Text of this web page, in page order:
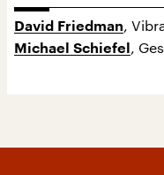
David Friedman,
Michael Schiefel ,